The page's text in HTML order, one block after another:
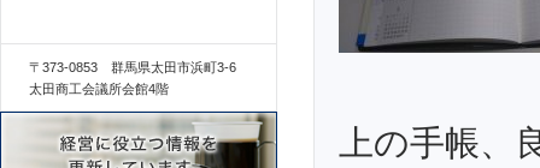
上の手帳
〒373-0853 群馬県太田市浜町3-6
太田商工会議所会館4階